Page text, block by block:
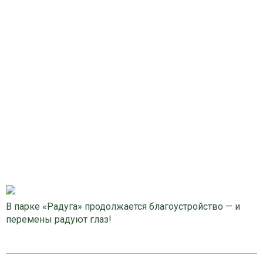
В парке «Радуга» продолжается благоустройство — и
перемены радуют глаз!